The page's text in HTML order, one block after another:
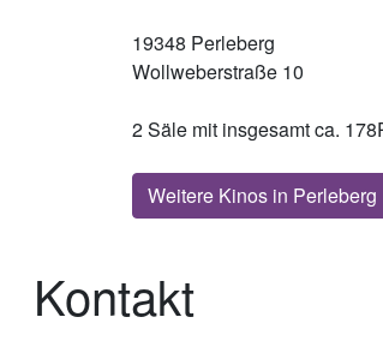
19348 Perleberg
Wollweberstraße 10
2 Säle mit insgesamt ca.
Weitere Kinos in Perleberg
Kontakt